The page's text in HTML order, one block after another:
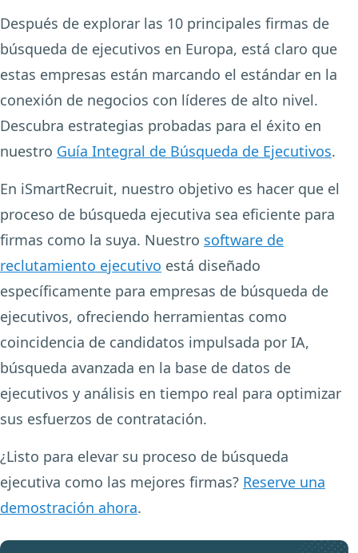
Después de explorar las 10 principales firmas de
búsqueda de ejecutivos en Europa, está claro que
estas empresas están marcando el estándar en la
conexión de negocios con líderes de alto nivel.
Descubra estrategias probadas para el éxito en
nuestro Guía Integral de Búsqueda de Ejecutivos.
En iSmartRecruit, nuestro objetivo es hacer que el
proceso de búsqueda ejecutiva sea eficiente para
firmas como la suya. Nuestro software de
reclutamiento ejecutivo está diseñado
específicamente para empresas de búsqueda de
ejecutivos, ofreciendo herramientas como
coincidencia de candidatos impulsada por IA,
búsqueda avanzada en la base de datos de
ejecutivos y análisis en tiempo real para optimizar
sus esfuerzos de contratación.
¿Listo para elevar su proceso de búsqueda
ejecutiva como las mejores firmas? Reserve una
demostración ahora.